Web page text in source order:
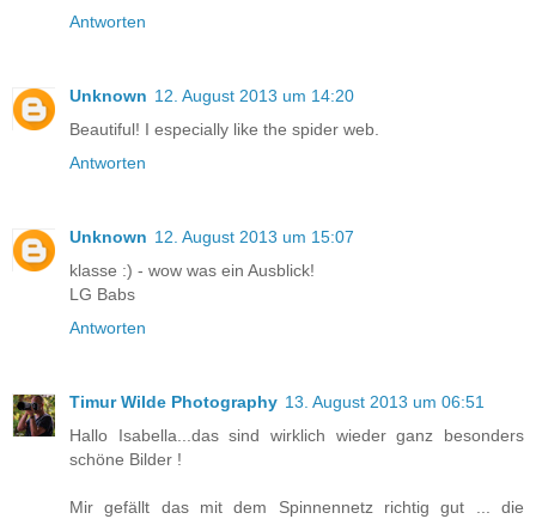
Antworten
Unknown 12. August 2013 um 14:20
Beautiful! I especially like the spider web.
Antworten
Unknown 12. August 2013 um 15:07
klasse :) - wow was ein Ausblick!
LG Babs
Antworten
Timur Wilde Photography 13. August 2013 um 06:51
Hallo Isabella...das sind wirklich wieder ganz besonders
schöne Bilder !
Mir gefällt das mit dem Spinnennetz richtig gut ... die